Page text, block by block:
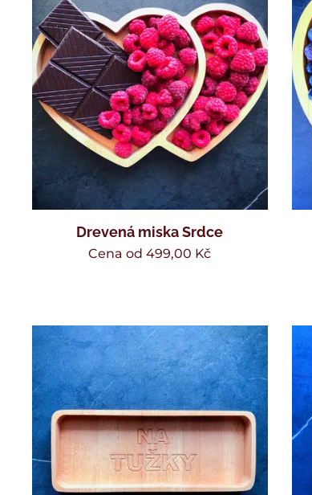
Drevená miska Srdce
Cena od499,00 Kč